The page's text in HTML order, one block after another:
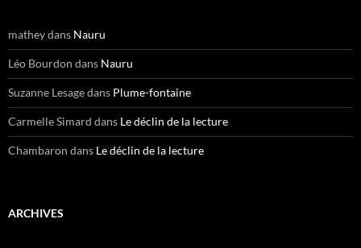
matheydans Nauru
Léo Bourdon dans Nauru
Suzanne Lesagedans Plume-fontaine
Carmelle Simard dans Le déclin de la lecture
Chambaron dans Le déclin de la lecture
ARCHIVES